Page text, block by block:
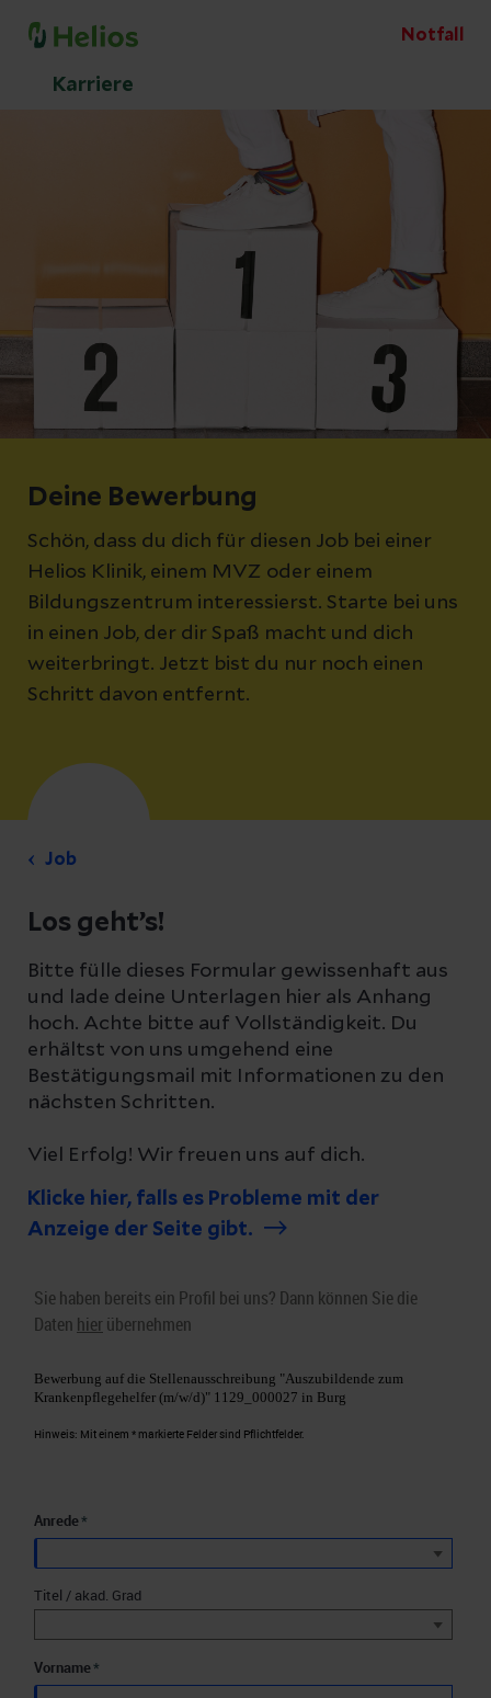
Notfall
Karriere
Deine Bewerbung
Schön, dass du dich für diesen Job bei einer
Helios Klinik, einem MVZ oder einem
Bildungszentrum interessierst. Starte bei uns
in einen Job, der dir Spaß macht und dich
weiterbringt. Jetzt bist du nur noch einen
Schritt davon entfernt.
Job
Los geht’s!
Bitte fülle dieses Formular gewissenhaft aus
und lade deine Unterlagen hier als Anhang
hoch. Achte bitte auf Vollständigkeit. Du
erhältst von uns umgehend eine
Bestätigungsmail mit Informationen zu den
nächsten Schritten.
Viel Erfolg! Wir freuen uns auf dich.
Klicke hier, falls es Probleme mit der
Anzeige der Seite gibt.